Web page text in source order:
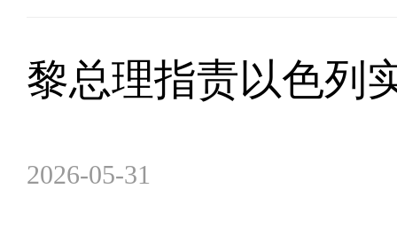
黎总理指责以色列
2026-05-31